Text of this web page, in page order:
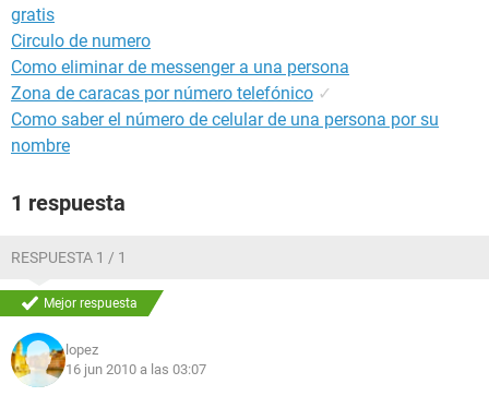
gratis
Circulo de numero
Como eliminar de messenger a una persona
Zona de caracas por número telefónico ✓
Como saber el número de celular de una persona por su
nombre
1 respuesta
RESPUESTA 1 / 1
Mejor respuesta
lopez
16 jun 2010 a las 03:07